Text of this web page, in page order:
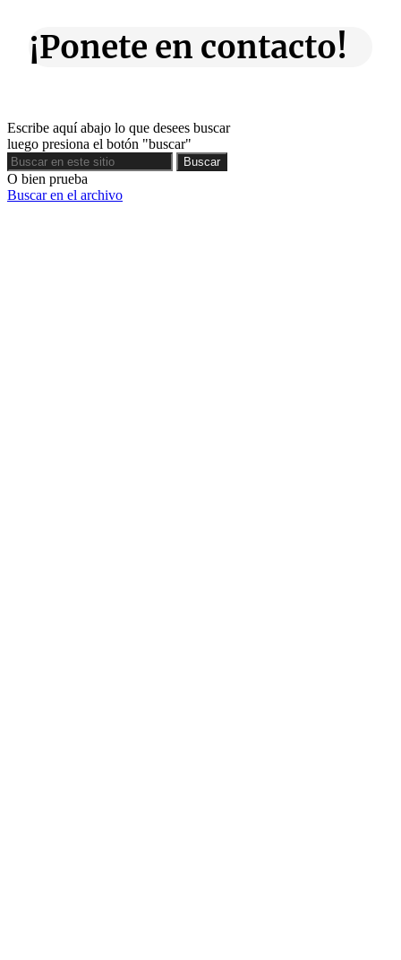
¡Ponete en contacto!
Escribe aquí abajo lo que desees buscar
luego presiona el botón "buscar"
Buscar
Buscar
O bien prueba
Buscar en el archivo